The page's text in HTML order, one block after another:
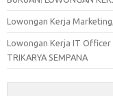
Lowongan Kerja
Lowongan Kerja IT Officer
TRIKARYA SEMPANA